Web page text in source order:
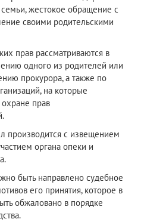
жестокое обращение с
своими родительскими
прав рассматриваются в
одного из родителей или
прокурора, а также по
на которые
прав
производится с извещением
органа опеки и
быть направлено судебное
его принятия, которое в
обжаловано в порядке